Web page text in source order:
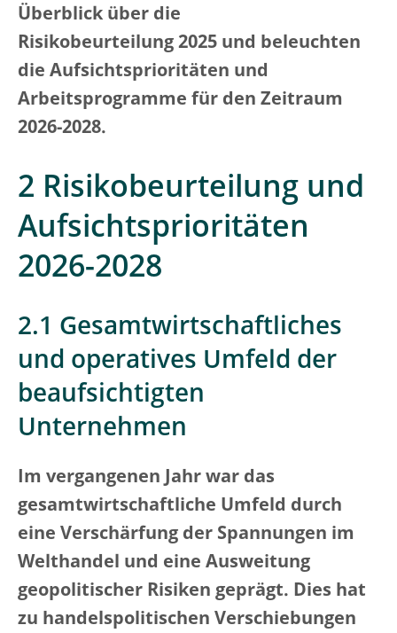
Überblick über die
Risikobeurteilung 2025 und beleuchten
die Aufsichtsprioritäten und
Arbeitsprogramme für den Zeitraum
2026-2028.
2 Risikobeurteilung und
Aufsichtsprioritäten
2026-2028
2.1 Gesamtwirtschaftliches
und operatives Umfeld der
beaufsichtigten
Unternehmen
Im vergangenen Jahr war das
gesamtwirtschaftliche Umfeld durch
eine Verschärfung der Spannungen im
Welthandel und eine Ausweitung
geopolitischer Risiken geprägt. Dies hat
zu handelspolitischen Verschiebungen